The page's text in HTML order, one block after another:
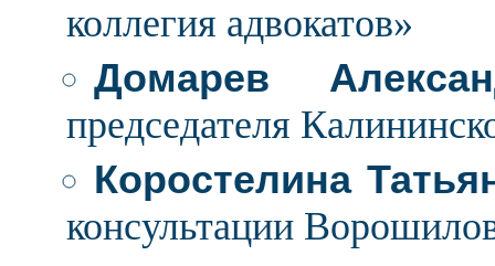
коллегия адвокатов»
Домарев
председателя
Коростелина
консультации